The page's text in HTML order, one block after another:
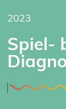
2023
Spiel-